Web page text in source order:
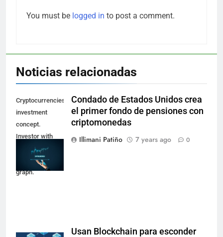
You must be logged in to post a comment.
Noticias relacionadas
Cryptocurrencies
investment
concept.
Investor with
digital tablet and
virtual tradeview
graph.
Condado de Estados Unidos crea
el primer fondo de pensiones con
criptomonedas
Illimani Patiño
7 years ago 0
Usan Blockchain para esconder